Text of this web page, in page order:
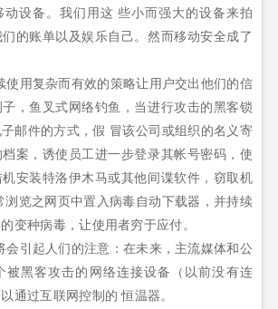
动设备。我们用这 些小而强大的设备来拍
的账单以及娱乐自己。然而移动安全成了
使用复杂而有效的策略让用户交出他们的信
，鱼叉式网络钓鱼，当进行攻击的黑客锁
邮件的方式，假 冒该公司或组织的名义寄
案，诱使员工进一步登录其帐号密码，使
安装特洛伊木马或其他间谍软件，窃取机
浏览之网页中置入病毒自动下载器，并持续
变种病毒，让使用者穷于应付。
会引起人们的注意：在未来，主流媒体和公
被黑客攻击的网络连接设备（以前没有连
通过互联网控制的 恒温器。